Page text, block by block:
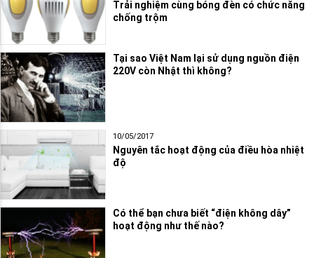
Trải nghiệm cùng bóng đèn có chức năng
chống trộm
Tại sao Việt Nam lại sử dụng nguồn điện
220V còn Nhật thì không?
10/05/2017
Nguyên tắc hoạt động của điều hòa nhiệt
độ
Có thể bạn chưa biết “điện không dây”
hoạt động như thế nào?